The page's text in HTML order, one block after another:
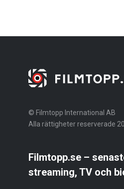
© Filmtopp International AB
Alla rättigheter reserverade
Filmtopp.se –
streaming, TV och